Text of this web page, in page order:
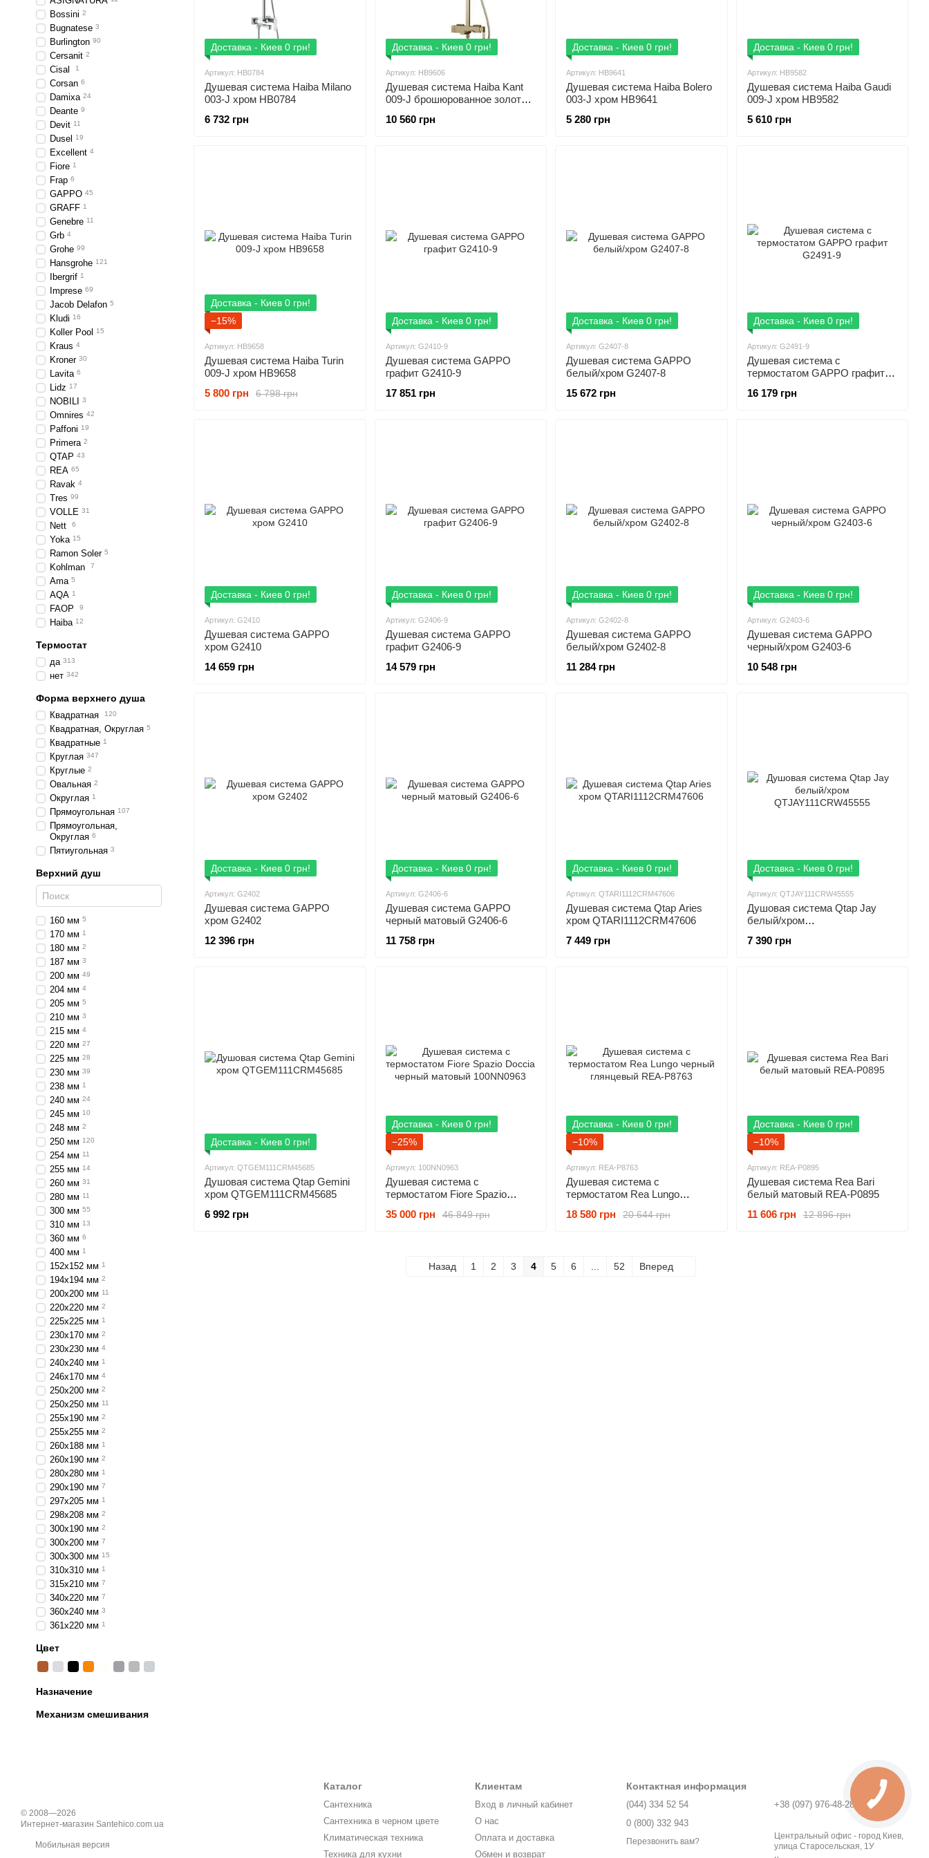
Доставка - Киев 0 грн!
Артикул: HB0784
Душевая система Haiba Milano
003-J хром HB0784
6 732 грн
Доставка - Киев 0 грн!
Артикул: HB9606
Душевая система Haiba Kant
009-J брошюрованное золото
10 560 грн
Доставка - Киев 0 грн!
Артикул: HB9641
Душевая система Haiba Bolero
003-J хром HB9641
5 280 грн
Доставка - Киев 0 грн!
Артикул: HB9582
Душевая система Haiba Gaudi
009-J хром HB9582
5 610 грн
Доставка - Киев 0 грн!
−15%
Артикул: HB9658
Душевая система Haiba Turin
009-J хром HB9658
6 798 грн
5 800 грн
Доставка - Киев 0 грн!
Артикул: G2410-9
Душевая система GAPPO
графит G2410-9
17 851 грн
Доставка - Киев 0 грн!
Артикул: G2407-8
Душевая система GAPPO
белый/хром G2407-8
15 672 грн
Доставка - Киев 0 грн!
Артикул: G2491-9
Душевая система с
термостатом GAPPO графит
16 179 грн
Доставка - Киев 0 грн!
Артикул: G2410
Душевая система GAPPO
хром G2410
14 659 грн
Доставка - Киев 0 грн!
Артикул: G2406-9
Душевая система GAPPO
графит G2406-9
14 579 грн
Доставка - Киев 0 грн!
Артикул: G2402-8
Душевая система GAPPO
белый/хром G2402-8
11 284 грн
Доставка - Киев 0 грн!
Артикул: G2403-6
Душевая система GAPPO
черный/хром G2403-6
10 548 грн
Доставка - Киев 0 грн!
Артикул: G2402
Душевая система GAPPO
хром G2402
12 396 грн
Доставка - Киев 0 грн!
Артикул: G2406-6
Душевая система GAPPO
черный матовый G2406-6
11 758 грн
Доставка - Киев 0 грн!
Артикул: QTARI1112CRM47606
Душевая система Qtap Aries
хром QTARI1112CRM47606
7 449 грн
Доставка - Киев 0 грн!
Артикул: QTJAY111CRW45555
Душовая система Qtap Jay
белый/хром
7 390 грн
Доставка - Киев 0 грн!
Артикул: QTGEM111CRM45685
Душовая система Qtap Gemini
хром QTGEM111CRM45685
6 992 грн
Доставка - Киев 0 грн!
−25%
Артикул: 100NN0963
Душевая система с
термостатом Fiore Spazio
100NN0963
46 849 грн
35 000 грн
Доставка - Киев 0 грн!
−10%
Артикул: REA-P8763
Душевая система с
термостатом Rea Lungo
20 644 грн
18 580 грн
Доставка - Киев 0 грн!
−10%
Артикул: REA-P0895
Душевая система Rea Bari
белый матовый REA-P0895
12 896 грн
11 606 грн
Назад 1 2 3 4 5 6 52 Вперед
Bossini 2
Bugnatese 3
Burlington 90
Cersanit 2
Cisal 1
Corsan 6
Damixa 24
Deante 9
Devit 11
Dusel 19
Excellent 4
Fiore 1
Frap 6
GAPPO 45
GRAFF 1
Genebre 11
Grb 4
Grohe 99
Hansgrohe 121
Ibergrif 1
Imprese 69
Jacob Delafon 5
Kludi 16
Koller Pool 15
Kraus 4
Kroner 30
Lavita 6
Lidz 17
NOBILI 3
Omnires 42
Paffoni 19
Primera 2
QTAP 43
REA 65
Ravak 4
Tres 99
VOLLE 31
Nett 6
Yoka 15
Ramon Soler 5
Kohlman 7
Ama 5
AQA 1
FAОP 9
Haiba 12
Термостат
да 313
нет 342
Форма верхнего душа
Квадратная 120
Квадратная, Округлая 5
Квадратные 1
Круглая 347
Круглые 2
Овальная 2
Округлая 1
Прямоугольная 107
Прямоугольная,
Округлая 6
Пятиугольная 3
Верхний душ
160 мм 5
170 мм 1
180 мм 2
187 мм 3
200 мм 49
204 мм 4
205 мм 5
210 мм 3
215 мм 4
220 мм 27
225 мм 28
230 мм 39
238 мм 1
240 мм 24
245 мм 10
248 мм 2
250 мм 120
254 мм 11
255 мм 14
260 мм 31
280 мм 11
300 мм 55
310 мм 13
360 мм 6
400 мм 1
152х152 мм 1
194х194 мм 2
200х200 мм 11
220х220 мм 2
225x225 мм 1
230x170 мм 2
230х230 мм 4
240x240 мм 1
246x170 мм 4
250х200 мм 2
250х250 мм 11
255x190 мм 2
255х255 мм 2
260х188 мм 1
260x190 мм 2
280х280 мм 1
290x190 мм 7
297х205 мм 1
298х208 мм 2
300х190 мм 2
300х200 мм 7
300х300 мм 15
310х310 мм 1
315x210 мм 7
340x220 мм 7
360х240 мм 3
361х220 мм 1
Цвет
Назначение
Механизм смешивания
© 2008—2026
Интернет-магазин Santehico.com.ua
Мобильная версия
Каталог
Сантехника
Сантехника в черном цвете
Климатическая техника
Техника для кухни
Клиентам
Вход в личный кабинет
О нас
Оплата и доставка
Обмен и возврат
Контактная информация
(044) 334 52 54
0 (800) 332 943
Перезвонить вам?
+38 (097) 976-48-28
Центральный офис - город Киев,
улица Старосельская, 1У